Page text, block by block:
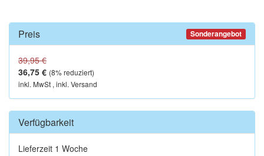
Preis Sonderangebot
39,95 €
36,75 € (8% reduziert)
inkl. MwSt , inkl. Versand
Verfügbarkeit
Lieferzeit 1 Woche